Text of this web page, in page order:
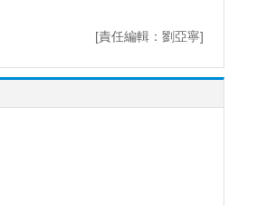
[責任編輯：劉亞寧]